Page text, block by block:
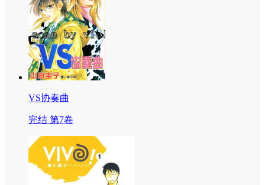
VS协奏曲
完结 第7卷